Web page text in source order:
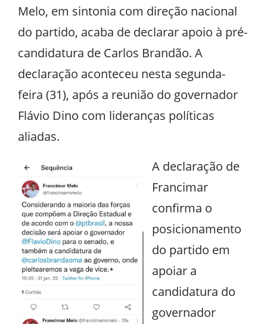
Melo, em sintonia com direção nacional
do partido, acaba de declarar apoio à pré-
candidatura de Carlos Brandão. A
declaração aconteceu nesta segunda-
feira (31), após a reunião do governador
Flávio Dino com lideranças políticas
aliadas.
A declaração de
Francimar
confirma o
posicionamento
do partido em
apoiar a
candidatura do
governador